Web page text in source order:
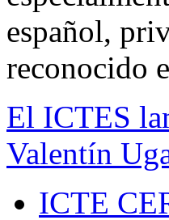
español,
reconocido
El ICTES
Valentín
ICTE